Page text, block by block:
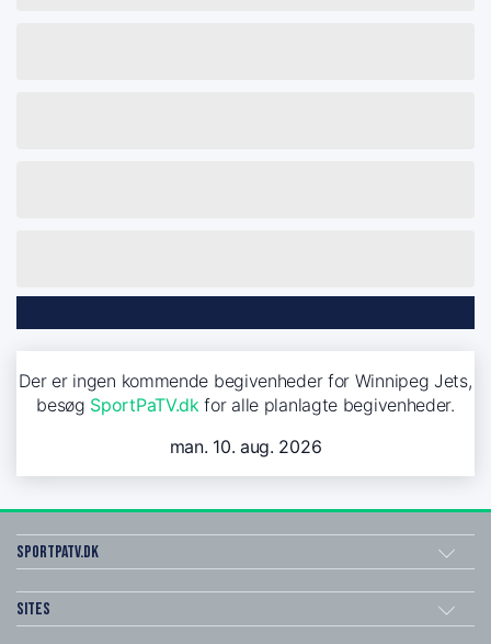
Der er ingen kommende begivenheder for Winnipeg Jets,
besøg SportPaTV.dk for alle planlagte begivenheder.
man. 10. aug. 2026
SportPaTV.dk
Sites